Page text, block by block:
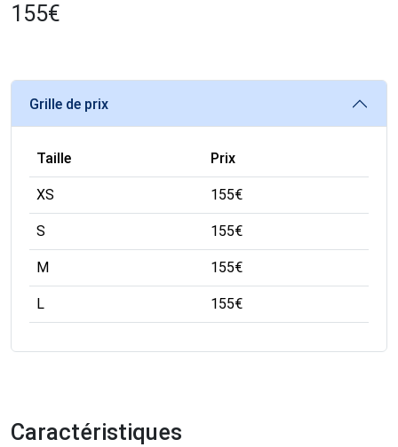
155€
Grille de prix
Taille Prix
XS 155€
S 155€
M 155€
L 155€
Caractéristiques